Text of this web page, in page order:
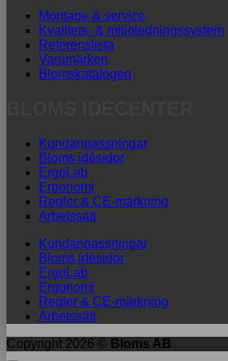
Montage & service
Kvalitets- & miljöledningssystem
Referenslista
Varumärken
Blomskatalogen
Kundanpassningar
Bloms idésidor
ErgoLab
Ergonomi
Regler & CE-märkning
Arbetssätt
Kundanpassningar
Bloms idésidor
ErgoLab
Ergonomi
Regler & CE-märkning
Arbetssätt
Copyright 2026 © Bloms AB